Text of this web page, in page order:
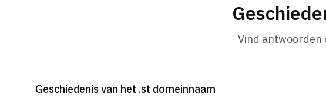
Vind antwoorden
Geschiedenis van het .st domeinnaam